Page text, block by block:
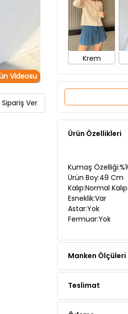
Videosu
Ver
Krem
Ürün Özellikleri
Kalıp:Normal Kalıp
Esneklik:Var
Astar:Yok
Fermuar:Yok